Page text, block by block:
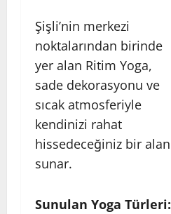
Şişli’nin merkezi
noktalarından birinde
yer alan Ritim Yoga,
sade dekorasyonu ve
sıcak atmosferiyle
kendinizi rahat
hissedeceğiniz bir alan
sunar.
Sunulan Yoga Türleri: